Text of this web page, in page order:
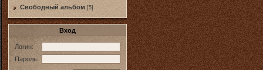
Свободный альбом [5]
Вход
Логин:
Пароль: